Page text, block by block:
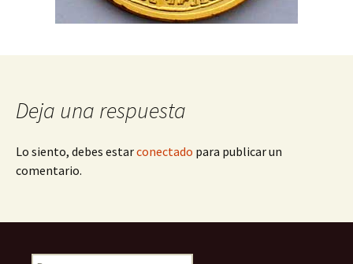
Deja una respuesta
Lo siento, debes estarconectado para publicar un
comentario.
Buscar: